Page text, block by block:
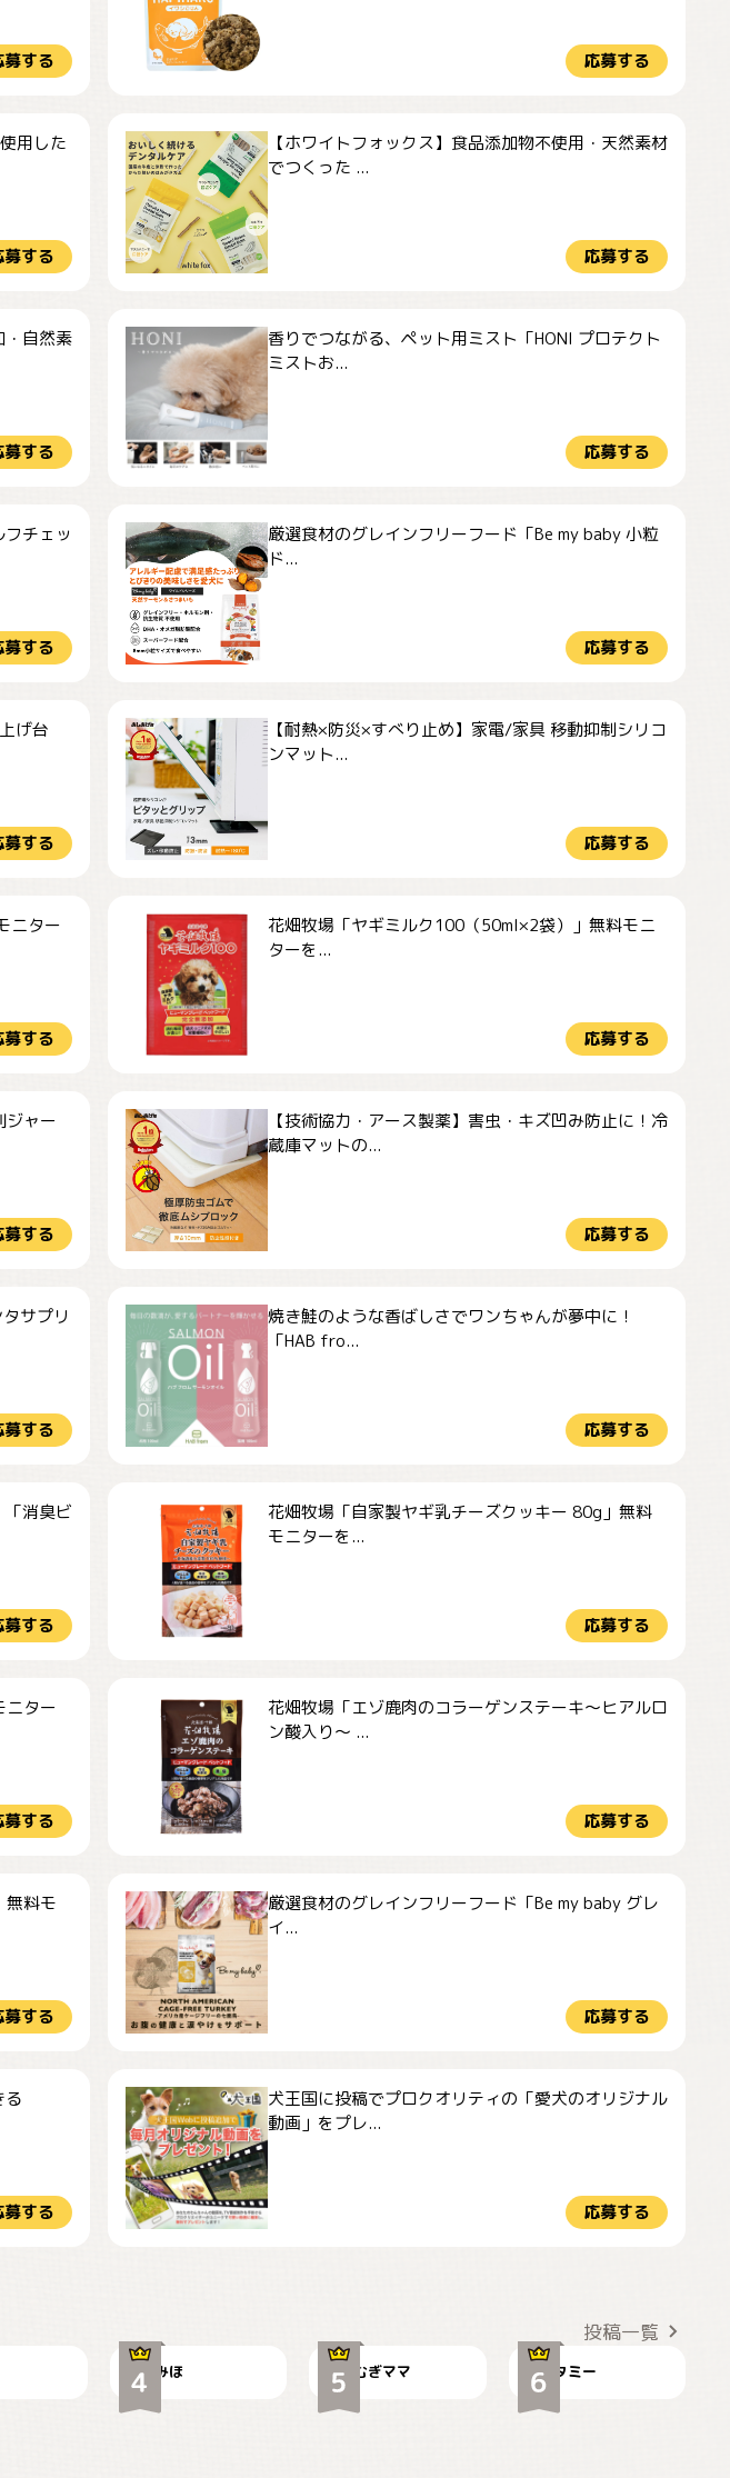
募する 応募する
用した
募する
【ホワイトフォックス】食品添加物不使用・天然素材
でつくった ...
応募する
・自然素
募する
香りでつながる、ペット用ミスト「HONI プロテクト
ミストお...
応募する
チェッ
募する
厳選食材のグレインフリーフード「Be my baby 小粒
ド...
応募する
げ台
募する
【耐熱×防災×すべり止め】家電/家具 移動抑制シリコ
ンマット...
応募する
ニター
募する
花畑牧場「ヤギミルク100（50ml×2袋）」無料モニ
ターを...
応募する
ジャー
募する
【技術協力・アース製薬】害虫・キズ凹み防止に！冷
蔵庫マットの...
応募する
サプリ
募する
焼き鮭のような香ばしさでワンちゃんが夢中に！
「HAB fro...
応募する
消臭ビ
募する
花畑牧場「自家製ヤギ乳チーズクッキー 80g」無料
モニターを...
応募する
ニター
募する
花畑牧場「エゾ鹿肉のコラーゲンステーキ～ヒアルロ
ン酸入り～ ...
応募する
無料モ
募する
厳選食材のグレインフリーフード「Be my baby グレ
イ...
応募する
る
募する
犬王国に投稿でプロクオリティの「愛犬のオリジナル
動画」をプレ...
応募する
投稿一覧
みほ むぎママ タミー